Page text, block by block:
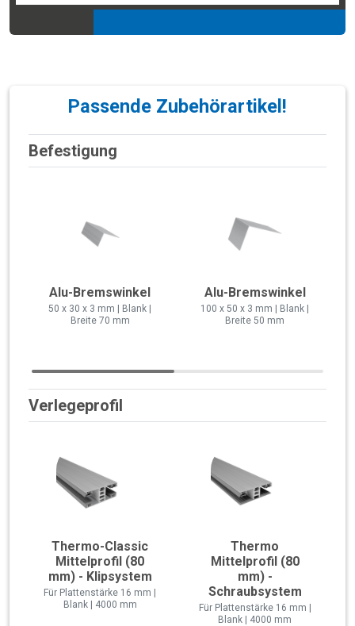
Passende Zubehörartikel!
Befestigung
Alu-Bremswinkel
50 x 30 x 3 mm | Blank |
Breite 70 mm
Alu-Bremswinkel
100 x 50 x 3 mm | Blank |
Breite 50 mm
Verlegeprofil
Thermo-Classic
Mittelprofil (80
mm) - Klipsystem
Für Plattenstärke 16 mm |
Blank | 4000 mm
Thermo
Mittelprofil (80
mm) -
Schraubsystem
Für Plattenstärke 16 mm |
Blank | 4000 mm